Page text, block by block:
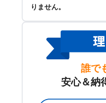
りません。
誰で
安心＆納